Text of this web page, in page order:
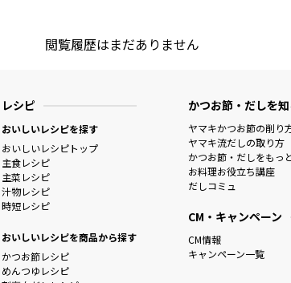
閲覧履歴はまだありません
レシピ
おいしいレシピを探す
おいしいレシピトップ
主食レシピ
主菜レシピ
汁物レシピ
時短レシピ
おいしいレシピを商品から探す
かつお節レシピ
めんつゆレシピ
かつお節・だしを
ヤマキかつお節の削り
ヤマキ流だしの取り方
かつお節・だしをもっ
お料理お役立ち講座
だしコミュ
CM・キャンペーン
CM情報
キャンペーン一覧